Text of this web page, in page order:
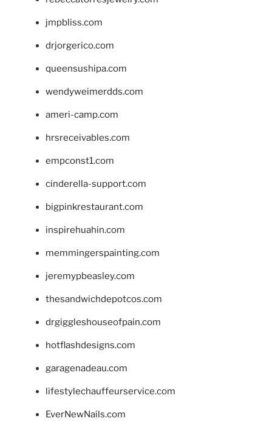
jmpbliss.com
drjorgerico.com
queensushipa.com
wendyweimerdds.com
ameri-camp.com
hrsreceivables.com
empconst1.com
cinderella-support.com
bigpinkrestaurant.com
inspirehuahin.com
memmingerspainting.com
jeremypbeasley.com
thesandwichdepotcos.com
drgiggleshouseofpain.com
hotflashdesigns.com
garagenadeau.com
lifestylechauffeurservice.com
EverNewNails.com